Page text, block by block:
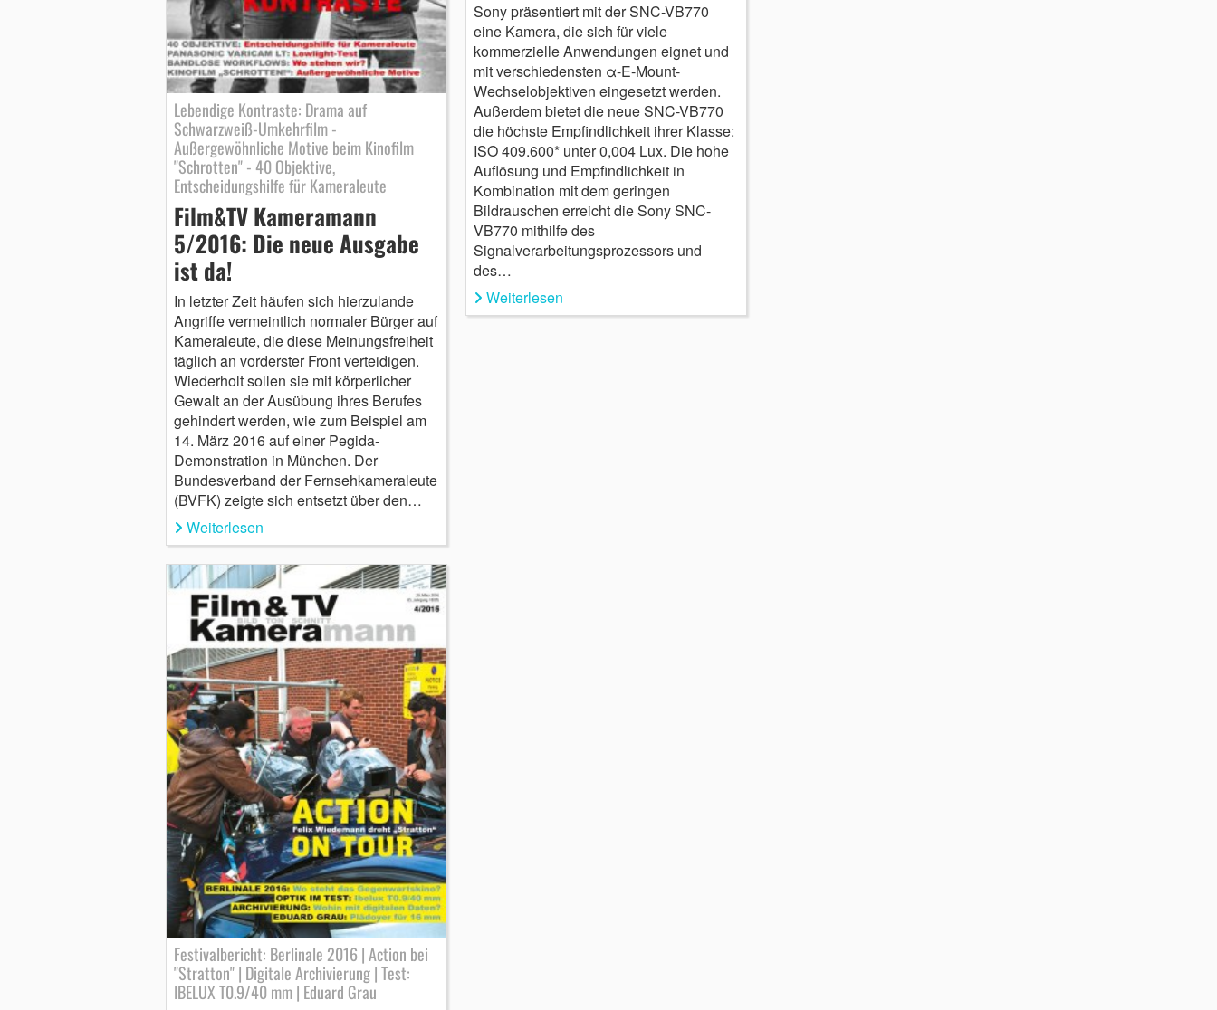
Lebendige Kontraste: Drama auf
Schwarzweiß-Umkehrfilm -
Außergewöhnliche Motive beim Kinofilm
"Schrotten" - 40 Objektive,
Entscheidungshilfe für Kameraleute
Film&TV Kameramann
5/2016: Die neue Ausgabe
ist da!
In letzter Zeit häufen sich hierzulande
Angriffe vermeintlich normaler Bürger auf
Kameraleute, die diese Meinungsfreiheit
täglich an vorderster Front verteidigen.
Wiederholt sollen sie mit körperlicher
Gewalt an der Ausübung ihres Berufes
gehindert werden, wie zum Beispiel am
14. März 2016 auf einer Pegida-
Demonstration in München. Der
Bundesverband der Fernsehkameraleute
(BVFK) zeigte sich entsetzt über den…
Weiterlesen
Festivalbericht: Berlinale 2016 | Action bei
"Stratton" | Digitale Archivierung | Test:
IBELUX T0.9/40 mm | Eduard Grau
Sony präsentiert mit der SNC-VB770
eine Kamera, die sich für viele
kommerzielle Anwendungen eignet und
mit verschiedensten α-E-Mount-
Wechselobjektiven eingesetzt werden.
Außerdem bietet die neue SNC-VB770
die höchste Empfindlichkeit ihrer Klasse:
ISO 409.600* unter 0,004 Lux. Die hohe
Auflösung und Empfindlichkeit in
Kombination mit dem geringen
Bildrauschen erreicht die Sony SNC-
VB770 mithilfe des
Signalverarbeitungsprozessors und
des…
Weiterlesen